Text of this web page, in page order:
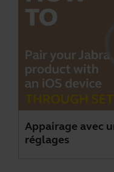
Appairage avec
réglages